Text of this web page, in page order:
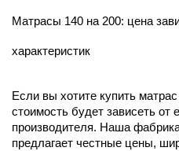
Матрасы 140 на 200: цена
характеристик
Если вы хотите купить
стоимость будет зависеть от
производителя. Наша
предлагает честные цены,